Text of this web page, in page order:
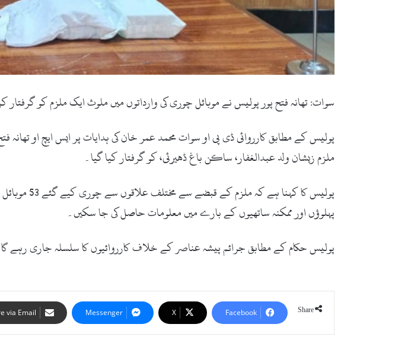
سوات: تھانہ فتح پور پولیس نے موبائل چوری کی وارداتوں میں ملوث ایک ملزم کو گرفتار کرکے اس کے قبضے سے 53
پولیس کے مطابق کارروائی ڈی پی او سوات محمد عمر خان کی ہدایات پر ایس ایچ او
ملزم زیشان ولد عبدالغفار، ساکن باغ ڈھیرئی، کو گرفتار کیا گیا۔
پولیس کا
پہلوؤں اور ممکنہ ساتھیوں کے بارے میں معلومات حاصل کی جا سکیں۔
پولیس حکام کے مطابق جرائم پیشہ عناصر کے خلاف کارروائیوں کا سلسلہ جاری رہے
Share
Facebook
X
Messenger
via Email